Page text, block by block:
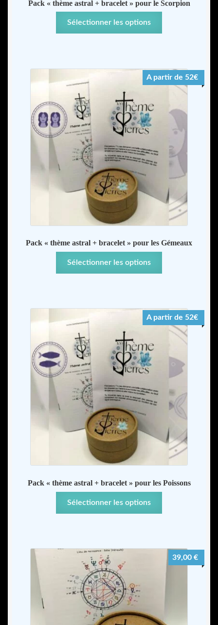
Pack « thème astral + bracelet » pour le Scorpion
Sélectionner les options
Pack « thème astral + bracelet » pour les Gémeaux
A partir de 52€
Sélectionner les options
Pack « thème astral + bracelet » pour les Poissons
A partir de 52€
Sélectionner les options
39,00 €